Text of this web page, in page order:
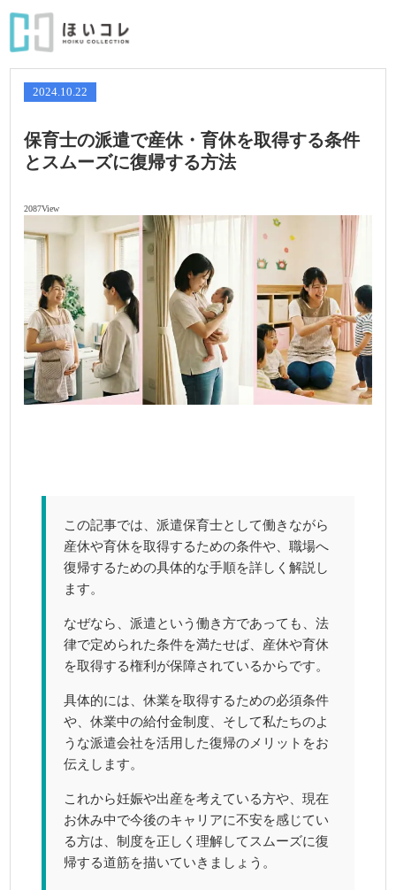
2024.10.22
保育士の派遣で産休・育休を取得する条件
とスムーズに復帰する方法
2087View
この記事では、派遣保育士として働きながら
産休や育休を取得するための条件や、職場へ
復帰するための具体的な手順を詳しく解説し
ます。
なぜなら、派遣という働き方であっても、法
律で定められた条件を満たせば、産休や育休
を取得する権利が保障されているからです。
具体的には、休業を取得するための必須条件
や、休業中の給付金制度、そして私たちのよ
うな派遣会社を活用した復帰のメリットをお
伝えします。
これから妊娠や出産を考えている方や、現在
お休み中で今後のキャリアに不安を感じてい
る方は、制度を正しく理解してスムーズに復
帰する道筋を描いていきましょう。